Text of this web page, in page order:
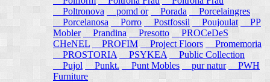
Poltronova
pomd or Porada
Porcelaingres
Porcelanosa
Porro Postfossil Poujoulat
PP
Mobler
Prandina Presotto
PROCeDeS
CHeNEL
PROFIM Project Floors
Promemoria
PROSTORIA
PSYKEA
Public Collection
Pujol
Punkt. Punt Mobles pur natur
PWH
Furniture